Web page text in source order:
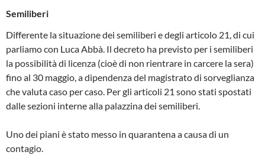
Semiliberi
Differente la situazione dei semiliberi e degli articolo 21, di cui
parliamo con Luca Abbà. Il decreto ha previsto per i semiliberi
la possibilità di licenza (cioè di non rientrare in carcere la sera)
fino al 30 maggio, a dipendenza del magistrato di sorveglianza
che valuta caso per caso. Per gli articoli 21 sono stati spostati
dalle sezioni interne alla palazzina dei semiliberi.
Uno dei piani è stato messo in quarantena a causa di un
contagio.